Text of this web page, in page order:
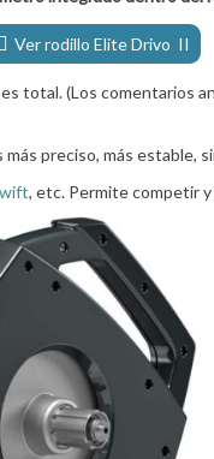
Ver rodillo Elite Drivo II
total. (Los comentarios
preciso, más estable,
, etc. Permite competir